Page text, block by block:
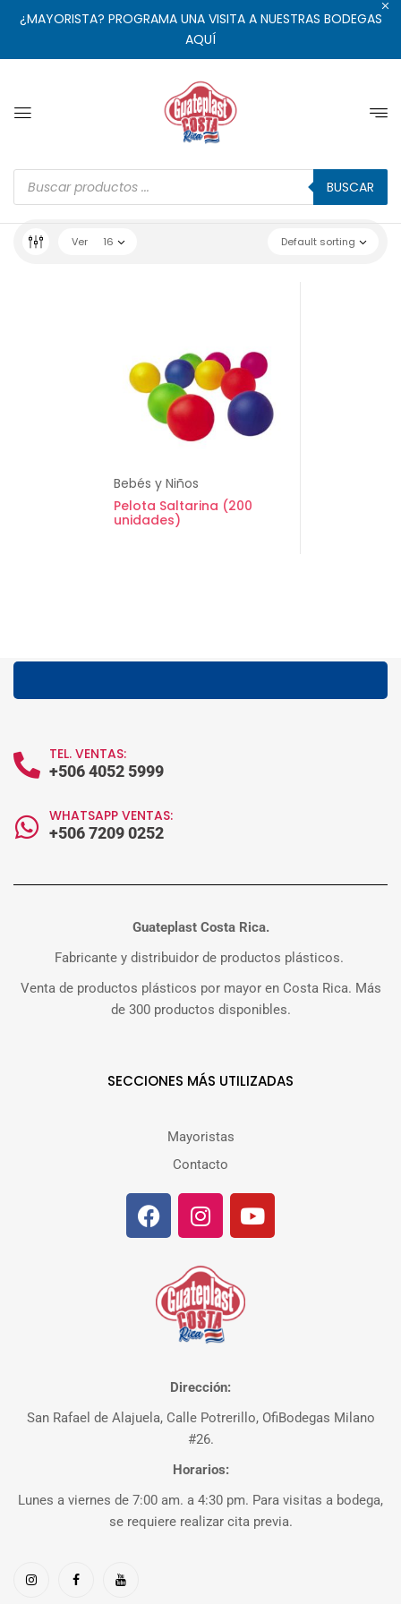
¿MAYORISTA? PROGRAMA UNA VISITA A NUESTRAS BODEGAS
AQUÍ
BUSCAR
Default sorting
Ver 16
Bebés y Niños
Pelota Saltarina (200
unidades)
TEL. VENTAS:
+506 4052 5999
WHATSAPP VENTAS:
+506 7209 0252
Guateplast Costa Rica.
Fabricante y distribuidor de productos plásticos.
Venta de productos plásticos por mayor en Costa Rica. Más
de 300 productos disponibles.
SECCIONES MÁS UTILIZADAS
Mayoristas
Contacto
Dirección:
San Rafael de Alajuela, Calle Potrerillo, OfiBodegas Milano
#26.
Horarios:
Lunes a viernes de 7:00 am. a 4:30 pm. Para visitas a bodega,
se requiere realizar cita previa.